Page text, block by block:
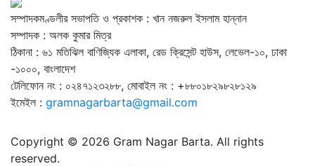
সম্পাদকমণ্ডলীর সভাপতি ও প্রকাশক : খান নজরুল ইসলাম হান্নান
সম্পাদক : অলক কুমার মিত্র
ঠিকানা : ৬১ মতিঝিল বাণিজ্যিক এলাকা, রেড ক্রিসেন্ট হাউস, লেভেল-১০, ঢাকা
-১০০০, বাংলাদেশ
টেলিফোন নং : ০২৪৭১২৩২৮৮, মোবাইল নং : +৮৮০১৮২৯৮২৮১২৯
ইমেইল : gramnagarbarta@gmail.com
Copyright © 2026 Gram Nagar Barta. All rights
reserved.